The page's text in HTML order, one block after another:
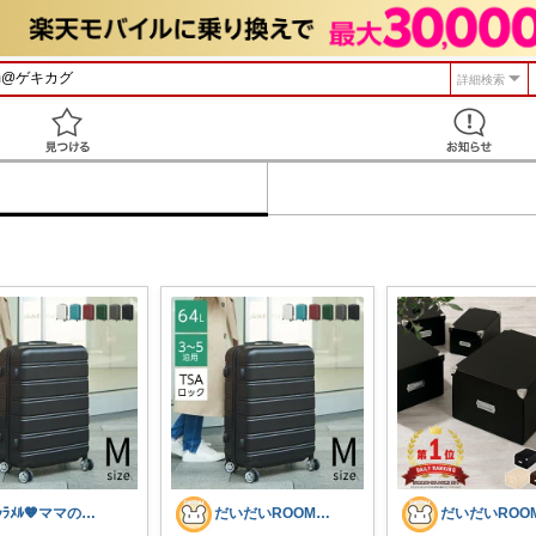
詳細検索
ｷｬﾗﾒﾙ🧡ママのかわいい×ラク育児✼ だいだいROOM@整う暮らし｜インテリア